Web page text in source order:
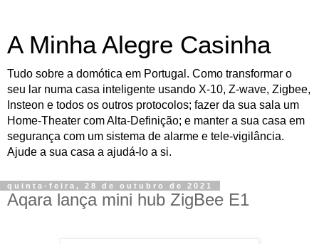
A Minha Alegre Casinha
Tudo sobre a domótica em Portugal. Como transformar o
seu lar numa casa inteligente usando X-10, Z-wave, Zigbee,
Insteon e todos os outros protocolos; fazer da sua sala um
Home-Theater com Alta-Definição; e manter a sua casa em
segurança com um sistema de alarme e tele-vigilância.
Ajude a sua casa a ajudá-lo a si.
quinta-feira, 28 de outubro de 2021
Aqara lança mini hub ZigBee E1